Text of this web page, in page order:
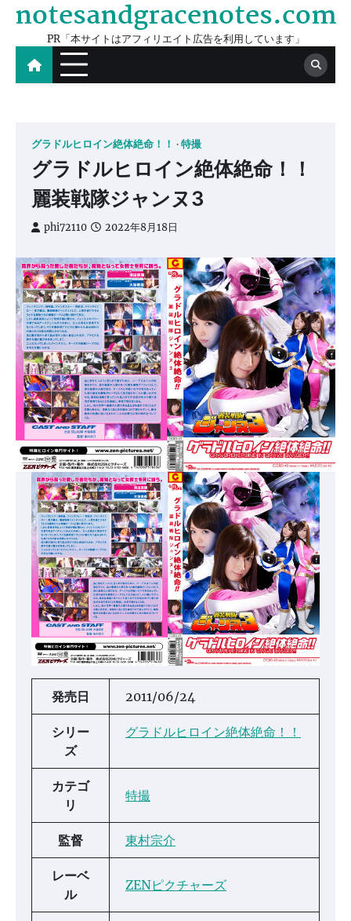
Skip
content
notesandgracenotes.com
PR「本サイトはアフィリエイト広告を利用しています」
グラドルヒロイン絶体絶命！！ 特撮
グラドルヒロイン絶体絶命！！
麗装戦隊ジャンヌ3
phi72110 2022年8月18日
発売日 2011/06/24
シリー
ズ
グラドルヒロイン絶体絶命！！
カテゴ
リ
特撮
監督 東村宗介
レーベ
ル
ZENピクチャーズ